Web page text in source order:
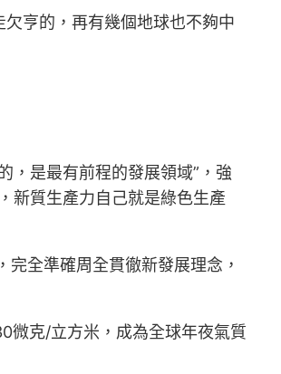
亨的，再有幾個地球也不夠中
，是最有前程的發展領域”，強
新質生產力自己就是綠色生產
全準確周全貫徹新發展理念，
微克/立方米，成為全球年夜氣質